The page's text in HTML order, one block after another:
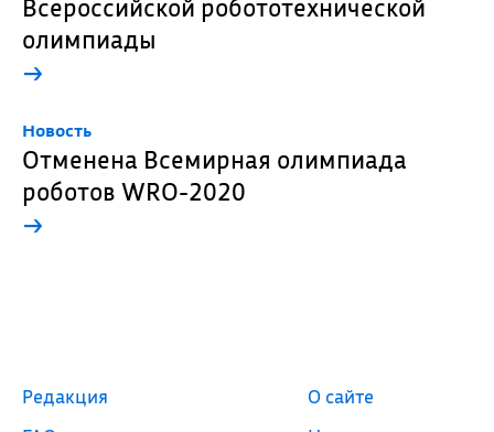
Всероссийской робототехнической
олимпиады
→
Новость
Отменена Всемирная олимпиада
роботов WRO-2020
→
Редакция
О сайте